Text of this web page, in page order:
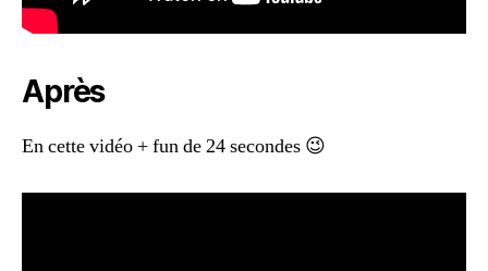
Après
En cette vidéo + fun de 24 secondes 😉